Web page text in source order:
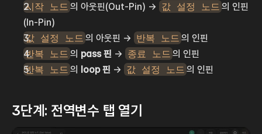
시작 노드 의 아웃핀(Out-Pin) → 값 설정 노드 의 인핀
(In-Pin)
값 설정 노드 의 아웃핀 → 반복 노드 의 인핀
반복 노드 의 pass 핀 → 종료 노드 의 인핀
반복 노드 의 loop 핀 → 값 설정 노드 의 인핀
3단계: 전역변수 탭 열기